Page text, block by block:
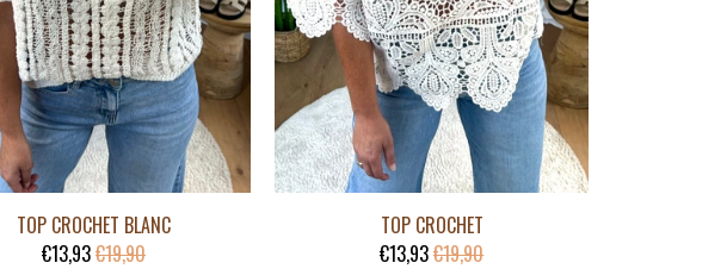
TOP CROCHET BLANC
€13,93€19,90
TOP CROCHET
€13,93€19,90